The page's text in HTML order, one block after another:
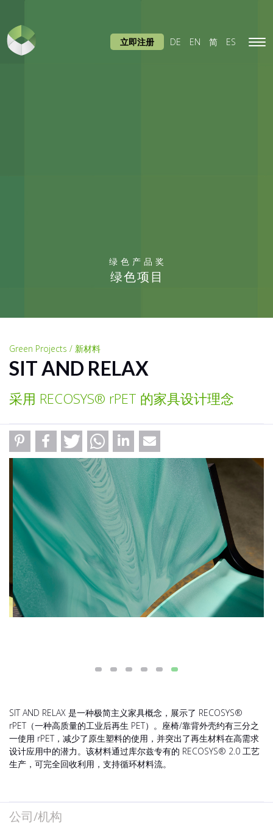
绿色产品奖
绿色项目
立即注册 DE EN 简 ES
Green Projects / 新材料
SIT AND RELAX
采用 RECOSYS® rPET 的家具设计理念
SIT AND RELAX 是一种极简主义家具概念，展示了 RECOSYS®
rPET（一种高质量的工业后再生 PET）。座椅/靠背外壳约有三分之
一使用 rPET，减少了原生塑料的使用，并突出了再生材料在高需求
设计应用中的潜力。该材料通过库尔兹专有的 RECOSYS® 2.0 工艺
生产，可完全回收利用，支持循环材料流。
公司/机构